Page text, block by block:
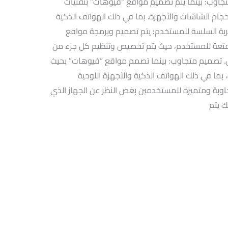
الشاشات والأجهزة. بما في ذلك الهواتف الذكية
السلسة للمستخدم: يتم تصميم وبرمجة مواقع
للمستخدم، حيث يتم تخصيص وتنظيم كل جزء من
تصميم متجاوب: بينما تصمم مواقع “فيوهات” بحيث
في ذلك الهواتف الذكية والأجهزة اللوحية
ومتميزة للمستخدمين بغض النظر عن الجهاز الذي
يتم